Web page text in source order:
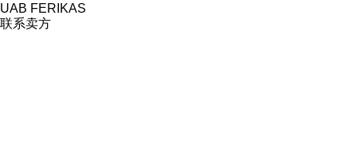
UAB FERIKAS
联系卖方